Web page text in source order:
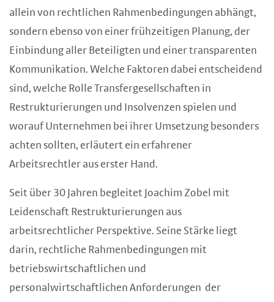
allein von rechtlichen Rahmenbedingungen abhängt,
sondern ebenso von einer frühzeitigen Planung, der
Einbindung aller Beteiligten und einer transparenten
Kommunikation. Welche Faktoren dabei entscheidend
sind, welche Rolle Transfergesellschaften in
Restrukturierungen und Insolvenzen spielen und
worauf Unternehmen bei ihrer Umsetzung besonders
achten sollten, erläutert ein erfahrener
Arbeitsrechtler aus erster Hand.
Seit über 30 Jahren begleitet Joachim Zobel mit
Leidenschaft Restrukturierungen aus
arbeitsrechtlicher Perspektive. Seine Stärke liegt
darin, rechtliche Rahmenbedingungen mit
betriebswirtschaftlichen und
personalwirtschaftlichen Anforderungen der